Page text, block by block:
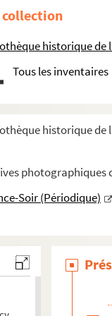
historique de
Tous les inventaires
historique de
photographiques
Soir (Périodique)
d'
Ray